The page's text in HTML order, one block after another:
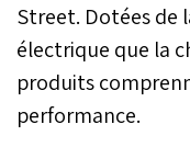
Street. Dotées de
électrique que la
produits
performance.